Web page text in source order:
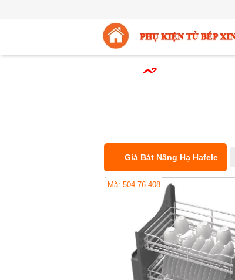
Giá Bát Nâng Hạ Hafele
Mã: 504.76.408